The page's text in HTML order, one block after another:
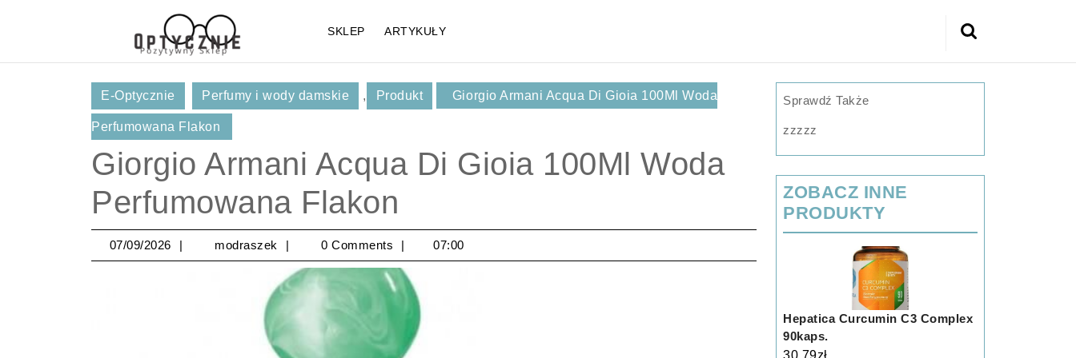
SKLEP ARTYKUŁY
Search
E-Optycznie Perfumy i wody damskie , Produkt Giorgio Armani Acqua Di Gioia 100Ml Woda
Perfumowana Flakon
Giorgio Armani Acqua Di Gioia 100Ml Woda
Perfumowana Flakon
07/09/2026 07/09/2026
modraszek modraszek
0 Comments 07:00
Sprawdź Także
zzzzz
ZOBACZ INNE
PRODUKTY
Hepatica Curcumin C3 Complex
90kaps.
30.79zł